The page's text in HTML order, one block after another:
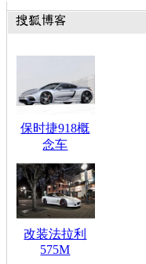
保时捷918概
念车
改装法拉利
575M